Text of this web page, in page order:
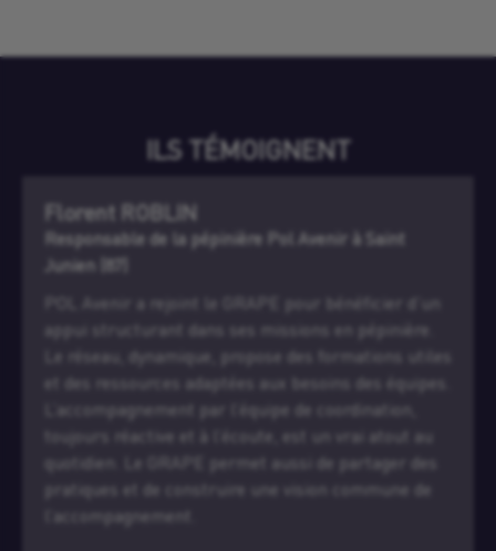
ILS TÉMOIGNENT
Florent ROBLIN
Responsable de la pépinière Pol Avenir à Saint
Junien (87)
POL Avenir a rejoint le GRAPE pour bénéficier d’un
appui structurant dans ses missions en pépinière.
Le réseau, dynamique, propose des formations utiles
et des ressources adaptées aux besoins des équipes.
L’accompagnement par l’équipe de coordination,
toujours réactive et à l’écoute, est un vrai atout au
quotidien. Le GRAPE permet aussi de partager des
pratiques et de construire une vision commune de
l’accompagnement.